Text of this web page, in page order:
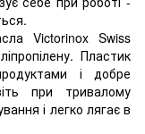
Victorinox Swiss
Пластик
і добре
при тривалому
і легко лягає в